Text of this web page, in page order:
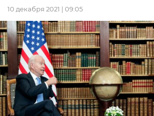
10 декабря 2021 | 09:05